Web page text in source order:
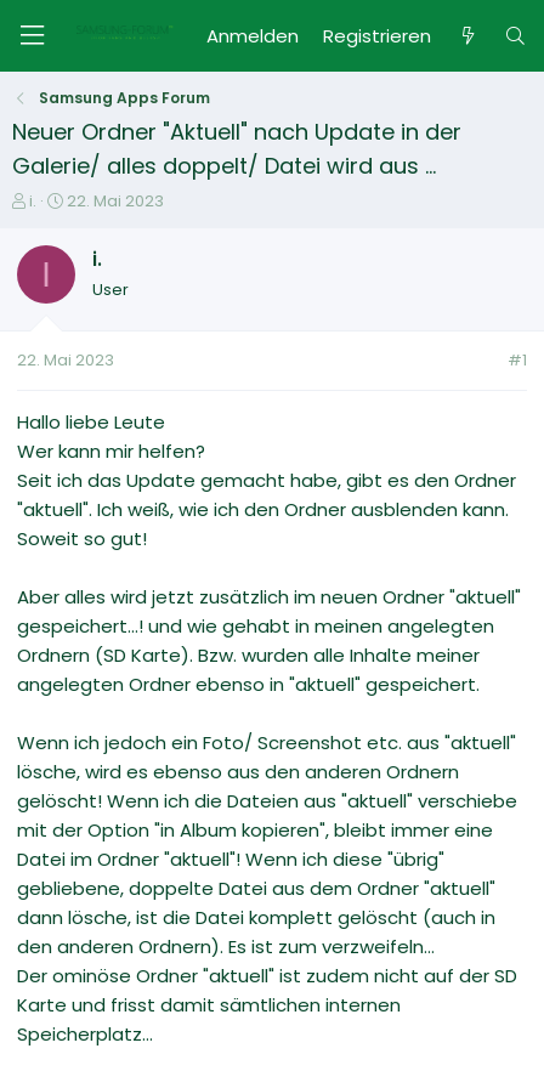
Anmelden Registrieren
Samsung Apps Forum
Neuer Ordner "Aktuell" nach Update in der
Galerie/ alles doppelt/ Datei wird aus ...
E
s
e
e
i.
E
s
e
t
m
22. Mai 2023
I i.
User
22. Mai 2023 #1
Hallo liebe Leute
Wer kann mir helfen?
Seit ich das Update gemacht habe, gibt es den Ordner
"aktuell". Ich weiß, wie ich den Ordner ausblenden kann.
Soweit so gut!
Aber alles wird jetzt zusätzlich im neuen Ordner "aktuell"
gespeichert...! und wie gehabt in meinen angelegten
Ordnern (SD Karte). Bzw. wurden alle Inhalte meiner
angelegten Ordner ebenso in "aktuell" gespeichert.
Wenn ich jedoch ein Foto/ Screenshot etc. aus "aktuell"
lösche, wird es ebenso aus den anderen Ordnern
gelöscht! Wenn ich die Dateien aus "aktuell" verschiebe
mit der Option "in Album kopieren", bleibt immer eine
Datei im Ordner "aktuell"! Wenn ich diese "übrig"
gebliebene, doppelte Datei aus dem Ordner "aktuell"
dann lösche, ist die Datei komplett gelöscht (auch in
den anderen Ordnern). Es ist zum verzweifeln...
Der ominöse Ordner "aktuell" ist zudem nicht auf der SD
Karte und frisst damit sämtlichen internen
Speicherplatz...